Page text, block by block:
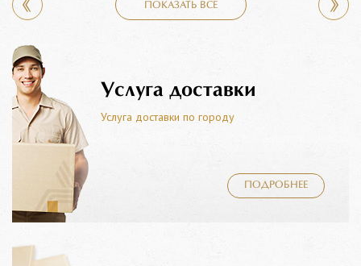
ПОКАЗАТЬ ВСЕ
Услуга доставки
Услуга доставки по городу
ПОДРОБНЕЕ